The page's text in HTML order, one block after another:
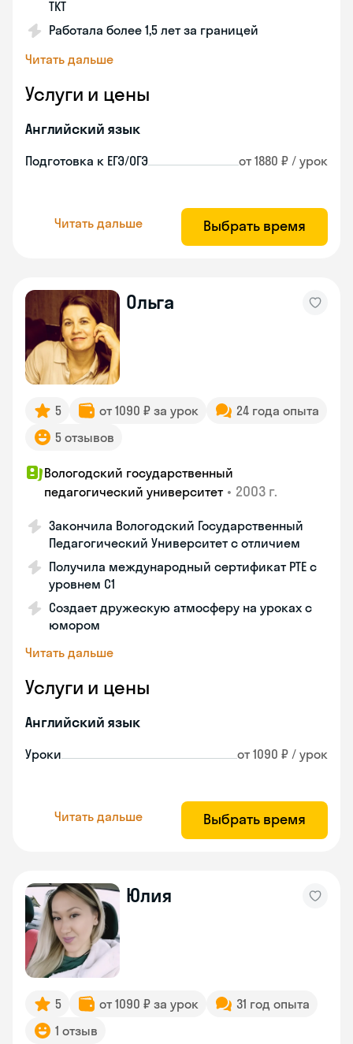
TKT
Работала более 1,5 лет за границей
Читать дальше
Услуги и цены
Английский язык
Подготовка к ЕГЭ/ОГЭ от 1880 ₽ / урок
Читать дальше Выбрать время
Ольга
5 от 1090 ₽ за урок
24 года опыта
5 отзывов
Вологодский государственный
педагогический университет • 2003 г.
Закончила Вологодский Государственный
Педагогический Университет с отличием
Получила международный сертификат PTE с
уровнем C1
Создает дружескую атмосферу на уроках с
юмором
Читать дальше
Услуги и цены
Английский язык
Уроки от 1090 ₽ / урок
Читать дальше Выбрать время
Юлия
5 от 1090 ₽ за урок
31 год опыта
1 отзыв